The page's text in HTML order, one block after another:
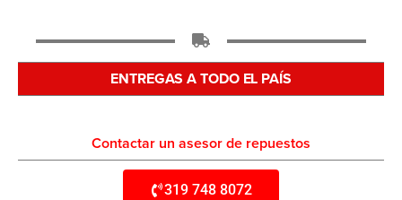
ENTREGAS A TODO EL PAÍS
Contactar un asesor de repuestos
319 748 8072